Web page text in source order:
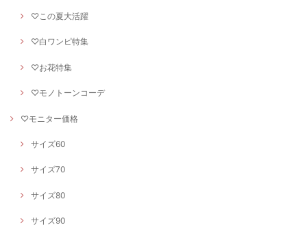
♡この夏大活躍
♡白ワンピ特集
♡お花特集
♡モノトーンコーデ
♡モニター価格
サイズ60
サイズ70
サイズ80
サイズ90